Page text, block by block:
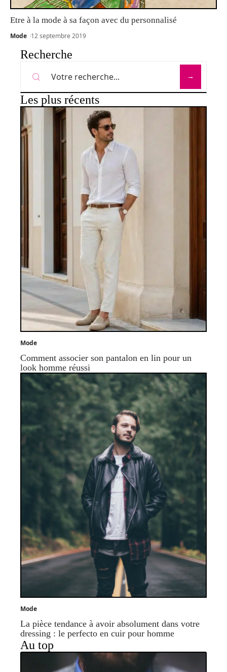
Etre à la mode à sa façon avec du personnalisé
Mode 12 septembre 2019
Recherche
Les plus récents
Mode
Comment associer son pantalon en lin pour un
look homme réussi
Mode
La pièce tendance à avoir absolument dans votre
dressing : le perfecto en cuir pour homme
Au top